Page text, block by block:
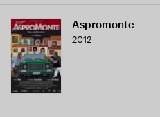
Aspromonte
2012